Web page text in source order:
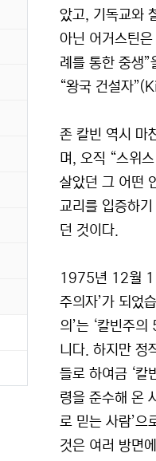
았고, 기독교와
아닌 어거스틴
례를 통한 중생
“왕국 건설자
존 칼빈 역시 마
며, 오직 “스위
살았던 그 어떤
교리를 입증하
던 것이다.
1975년 12월
주의자’가 되었
의’는 ‘칼빈주
니다. 하지만 정
들로 하여금 ‘칼
령을 준수해 온
로 믿는 사람’으
것은 여러 방면